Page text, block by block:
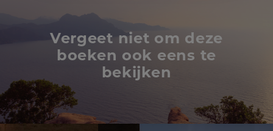
Vergeet niet om deze
boeken ook eens te
bekijken